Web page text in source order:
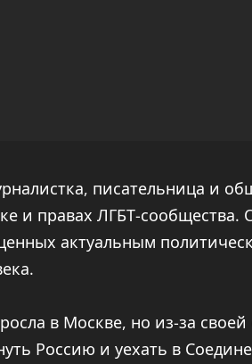
писательница и
и правах ЛГБТ-
актуальным
в Москве, но из-за
Россию и уехать в